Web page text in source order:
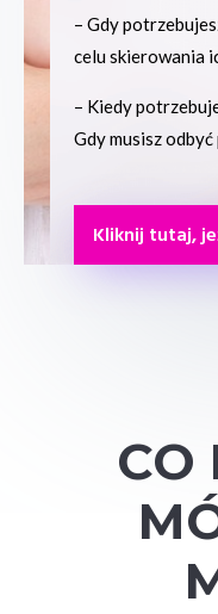
– Gdy
celu skierowania
– Kiedy
Gdy musisz
Kliknij tutaj,
CO